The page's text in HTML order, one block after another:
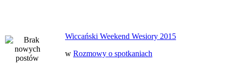
Wiccański Weekend Wesiory 2015
w Rozmowy o spotkaniach